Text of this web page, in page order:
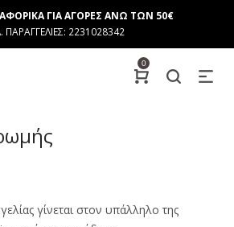
ΓΙΑ ΑΓΟΡΕΣ ΑΝΩ ΤΩΝ 50€
ΠΑΡΑΓΓΕΛΙΕΣ: 2231028342
0
γίνεται στον υπάλληλο της